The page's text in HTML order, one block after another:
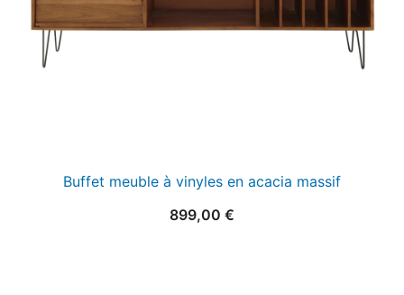
Buffet meuble à vinyles en acacia massif
899,00 €